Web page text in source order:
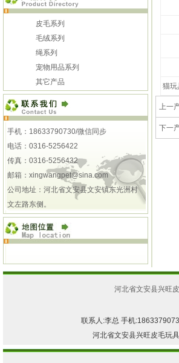
皮毛系列
毛绒系列
绳系列
宠物用品系列
其它产品
手机：18633790730/微信同步
电话：0316-5256422
传真：0316-5256432
邮箱： xingwangpet@sina.com
公司地址：河北省文安县文安镇东光洲村
文左路东侧。
猫玩
上一
下一
河北省文安县兴旺
联系人:李总 手机
河北省文安县兴旺皮毛玩